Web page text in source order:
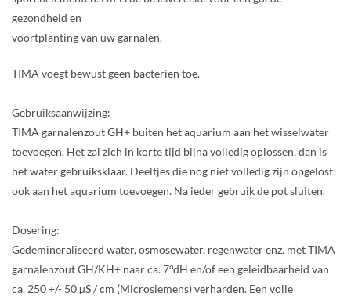
gezondheid en
voortplanting van uw garnalen.
TIMA voegt bewust geen bacteriën toe.
Gebruiksaanwijzing:
TIMA garnalenzout GH+ buiten het aquarium aan het wisselwater
toevoegen. Het zal zich in korte tijd bijna volledig oplossen, dan is
het water gebruiksklaar. Deeltjes die nog niet volledig zijn opgelost
ook aan het aquarium toevoegen. Na ieder gebruik de pot sluiten.
Dosering:
Gedemineraliseerd water, osmosewater, regenwater enz. met TIMA
garnalenzout GH/KH+ naar ca. 7°dH en/of een geleidbaarheid van
ca. 250 +/- 50 µS / cm (Microsiemens) verharden. Een volle